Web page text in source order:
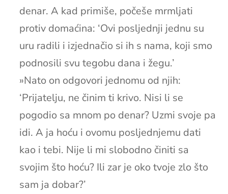
denar. A kad primiše, počeše mrmljati
protiv domaćina: ‘Ovi posljednji jednu su
uru radili i izjednačio si ih s nama, koji smo
podnosili svu tegobu dana i žegu.’
»Nato on odgovori jednomu od njih:
‘Prijatelju, ne činim ti krivo. Nisi li se
pogodio sa mnom po denar? Uzmi svoje pa
idi. A ja hoću i ovomu posljednjemu dati
kao i tebi. Nije li mi slobodno činiti sa
svojim što hoću? Ili zar je oko tvoje zlo što
sam ja dobar?’